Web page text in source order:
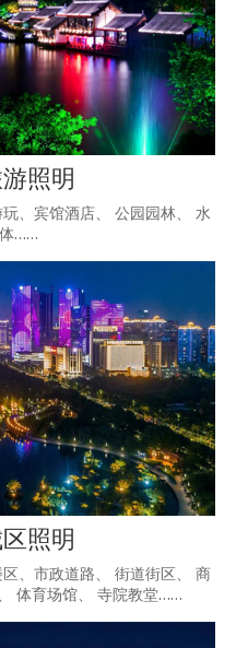
照明
、宾馆酒店、 公园园林、 水
……
照明
、市政道路、 街道街区、 商
体育场馆、 寺院教堂……